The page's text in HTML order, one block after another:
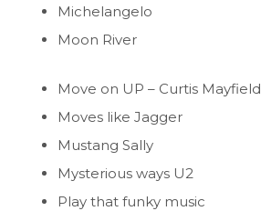
Michelangelo
Moon River
Move on UP – Curtis Mayfield
Moves like Jagger
Mustang Sally
Mysterious ways U2
Play that funky music